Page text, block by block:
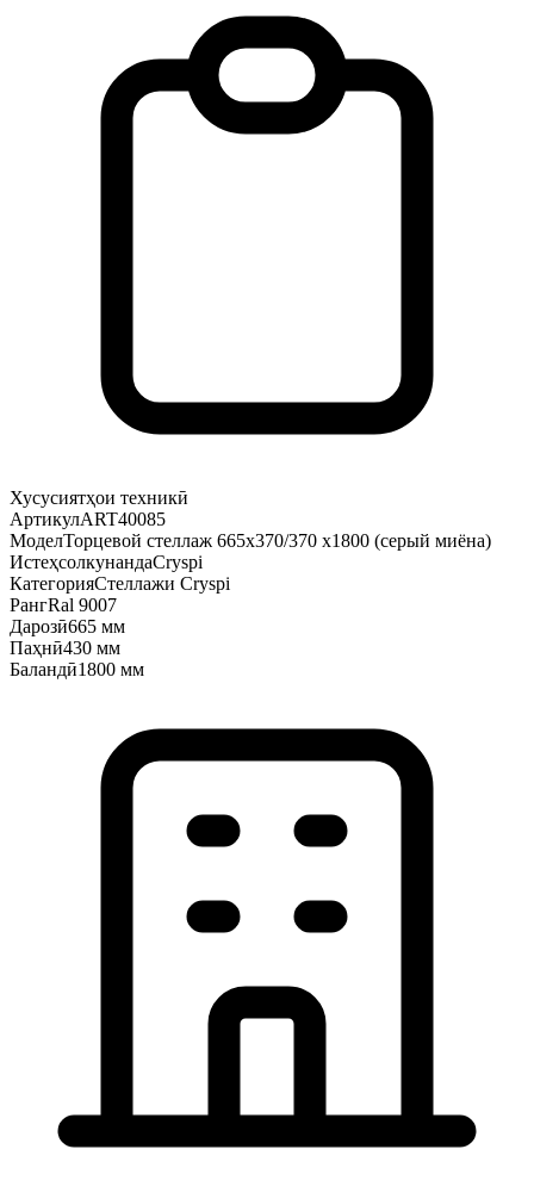
Хусусиятҳои техникӣ
АртикулART40085
МоделТорцевой стеллаж 665х370/370 х1800 (серый миёна)
ИстеҳсолкунандаCryspi
КатегорияСтеллажи Cryspi
РангRal 9007
Дарозӣ665 мм
Паҳнӣ430 мм
Баландӣ1800 мм